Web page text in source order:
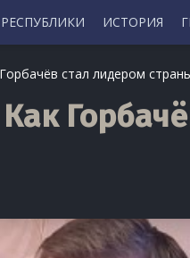
РЕСПУБЛИКИ ИСТОРИЯ
стал лидером